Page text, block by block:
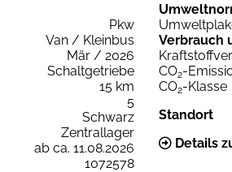
Pkw
Van / Kleinbus
Mär / 2026
Schaltgetriebe
15 km
5
Schwarz
Zentrallager
ab ca. 11.08.2026
1072578
Verbrauch
CO2-
CO2-Klasse
Standort
Details